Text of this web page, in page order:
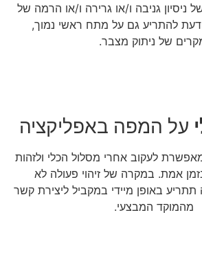
ניסיון גניבה ו/או גרירה ו/או הרמה של
להתריע גם על מתח ראשי נמוך,
של ניתוק מצבר.
על המפה באפליקציה
לעקוב אחרי מסלול הכלי ולזהות
אמת. במקרה של זיהוי פעולה לא
באופן מיידי במקביל ליצירת קשר
מהמוקד המבצעי.